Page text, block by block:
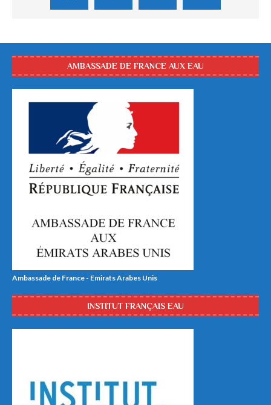
AMBASSADE DE FRANCE AUX EAU
Ambassade de France - Emirats Arabes Unis
INSTITUT FRANÇAIS EAU